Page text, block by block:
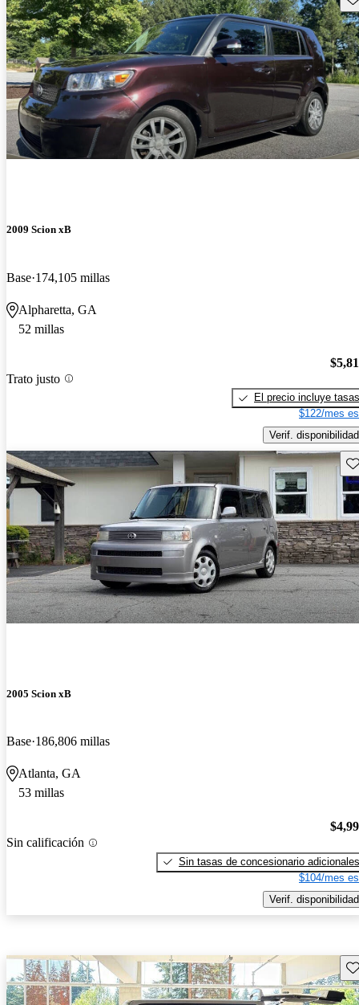
2009 Scion xB
Base 174,105 millas
Alpharetta, GA
52 millas
Trato justo
El precio incluye tasas
$122/mes
Verif. disponibilidad
2005 Scion xB
Base 186,806 millas
Atlanta, GA
53 millas
Sin calificación
Sin tasas de concesionario adicionales
$104/mes
Verif. disponibilidad